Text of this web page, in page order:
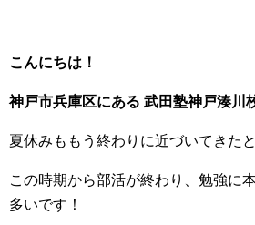
こんにちは！
神戸市兵庫区にある 武田塾神戸湊川
夏休みももう終わりに近づいてきた
この時期から部活が終わり、勉強に
多いです！